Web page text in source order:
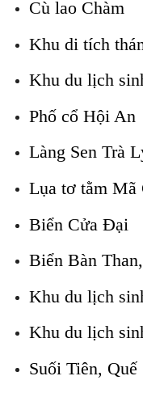
Cù lao Chàm
Khu di tích
Khu du lịch
Phố cổ Hội An
Làng Sen Trà
Lụa tơ tằm Mã
Biển Cửa Đại
Biển Bàn
Khu du lịch
Khu du lịch
Suối Tiên, Quế